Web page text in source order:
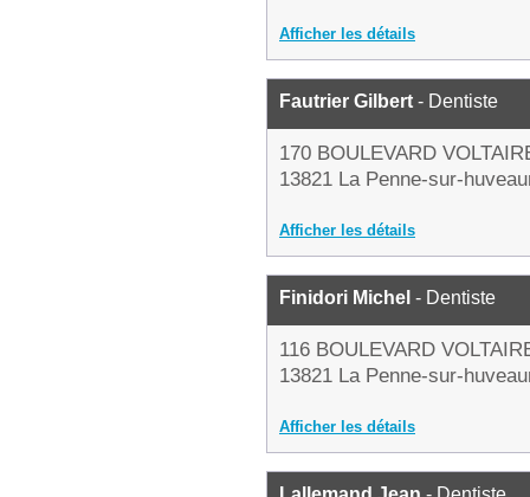
Afficher les détails
Fautrier Gilbert - Dentiste
170 BOULEVARD
13821 La Penne-sur-
Afficher les détails
Finidori Michel - Dentiste
116 BOULEVARD
13821 La Penne-sur-
Afficher les détails